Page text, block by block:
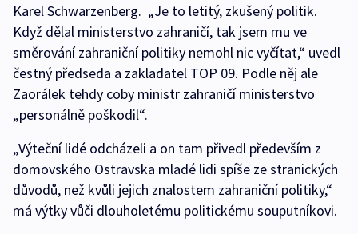
Karel Schwarzenberg. „Je to letitý, zkušený politik.
Když dělal ministerstvo zahraničí, tak jsem mu ve
směrování zahraniční politiky nemohl nic vyčítat,“ uvedl
čestný předseda a zakladatel TOP 09. Podle něj ale
Zaorálek tehdy coby ministr zahraničí ministerstvo
„personálně poškodil“.
„Výteční lidé odcházeli a on tam přivedl především z
domovského Ostravska mladé lidi spíše ze stranických
důvodů, než kvůli jejich znalostem zahraniční politiky,“
má výtky vůči dlouholetému politickému souputníkovi.